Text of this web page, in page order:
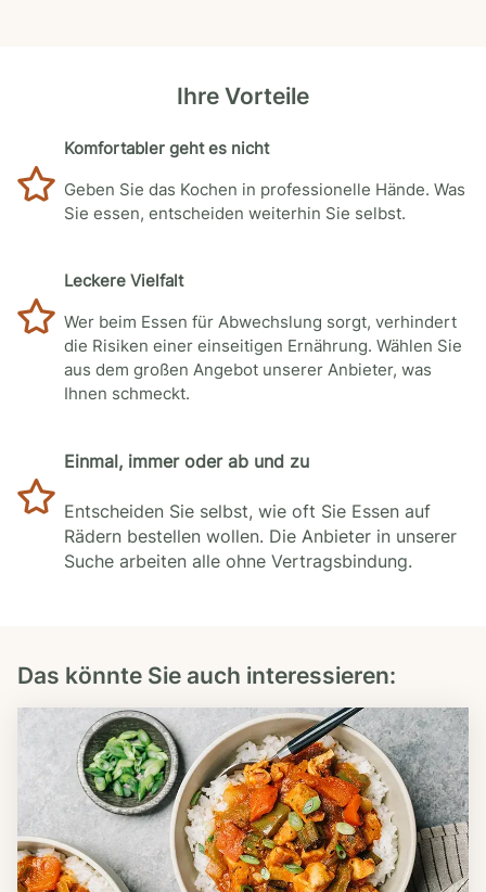
Ihre Vorteile
Komfortabler geht es nicht
Geben Sie das Kochen in professionelle Hände. Was
Sie essen, entscheiden weiterhin Sie selbst.
Leckere Vielfalt
Wer beim Essen für Abwechslung sorgt, verhindert
die Risiken einer einseitigen Ernährung. Wählen Sie
aus dem großen Angebot unserer Anbieter, was
Ihnen schmeckt.
Einmal, immer oder ab und zu
Entscheiden Sie selbst, wie oft Sie Essen auf
Rädern bestellen wollen. Die Anbieter in unserer
Suche arbeiten alle ohne Vertragsbindung.
Das könnte Sie auch interessieren: